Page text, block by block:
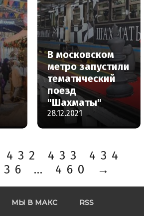
В московском
метро запустили
тематический
поезд
"Шахматы"
28.12.2021
432 433
434
… 460 →
МЫ В МАКС RSS